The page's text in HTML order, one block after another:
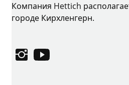
Компания Hettich
городе Кирхленгерн.
InstagramYouTube